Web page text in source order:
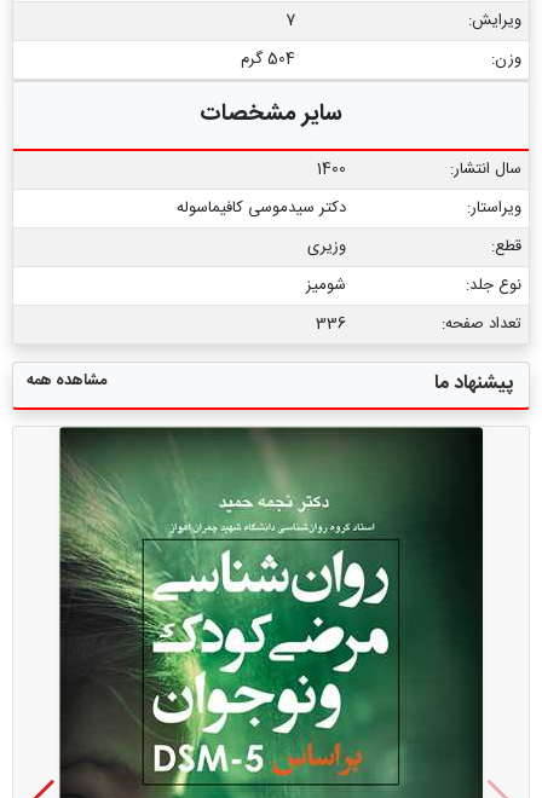
ویرایش:
7
وزن:
504 گرم
سایر مشخصات
سال انتشار:
1400
ویراستار:
دکتر سیدموسی کافیماسوله
قطع:
وزیری
نوع جلد:
شومیز
تعداد صفحه:
336
پیشنهاد ما مشاهده همه